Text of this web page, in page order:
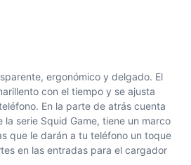
ergonómico y delgado. El
con el tiempo y se ajusta
En la parte de atrás cuenta
serie Squid Game, tiene un marco
que le darán a tu teléfono un toque
en las entradas para el cargador